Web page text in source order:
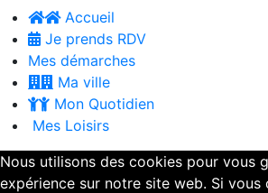
Accueil
Je prends RDV
Mes démarches
Ma ville
Mon Quotidien
Mes Loisirs
Nous utilisons des cookies pour vous
expérience sur notre site web. Si vous